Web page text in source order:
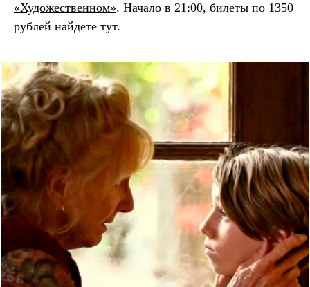
«Художественном». Начало в 21:00, билеты по 1350
рублей найдете тут.